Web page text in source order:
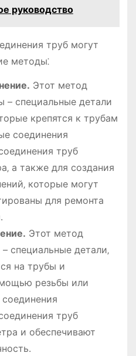
руководство
труб могут
методы⁚
Этот метод
– специальные детали
крепятся к трубам
соединения
труб
а также для создания
которые могут
для ремонта
Этот метод
специальные детали‚
на трубы и
резьбы или
труб
и обеспечивают